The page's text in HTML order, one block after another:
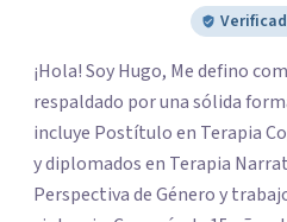
¡Hola! Soy Hugo, Me defino
respaldado por una sólida
incluye Postítulo en Terapia
y diplomados en Terapia
Perspectiva de Género y